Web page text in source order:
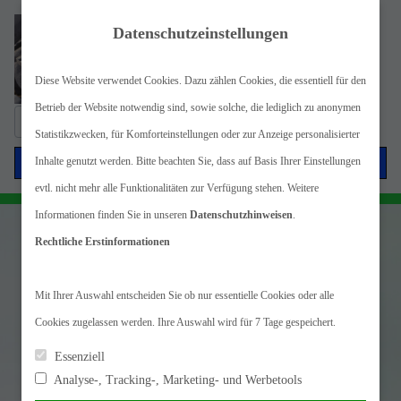
nach: Menü
Datenschutzeinstellungen
Diese Website verwendet Cookies. Dazu zählen Cookies, die essentiell für den
Betrieb der Website notwendig sind, sowie solche, die lediglich zu anonymen
Statistikzwecken, für Komforteinstellungen oder zur Anzeige personalisierter
Inhalte genutzt werden. Bitte beachten Sie, dass auf Basis Ihrer Einstellungen
evtl. nicht mehr alle Funktionalitäten zur Verfügung stehen. Weitere
Informationen finden Sie in unseren Datenschutzhinweisen.
Rechtliche Erstinformationen
Mit Ihrer Auswahl entscheiden Sie ob nur essentielle Cookies oder alle
Cookies zugelassen werden. Ihre Auswahl wird für 7 Tage gespeichert.
Essenziell
Analyse-, Tracking-, Marketing- und Werbetools